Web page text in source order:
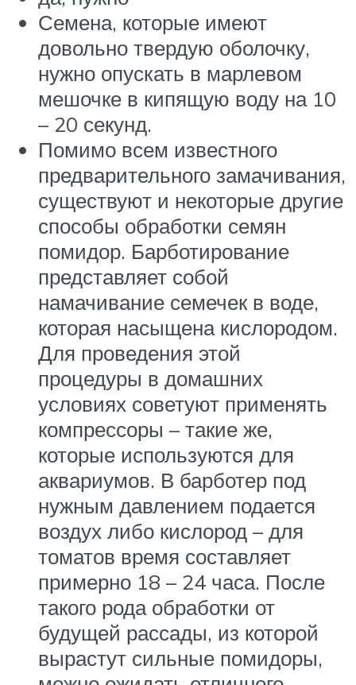
​Семена, которые имеют
довольно твердую оболочку,
нужно опускать в марлевом
мешочке в кипящую воду на 10
– 20 секунд.​
​Помимо всем известного
предварительного замачивания,
существуют и некоторые другие
способы обработки семян
помидор. Барботирование
представляет собой
намачивание семечек в воде,
которая насыщена кислородом.
Для проведения этой
процедуры в домашних
условиях советуют применять
компрессоры – такие же,
которые используются для
аквариумов. В барботер под
нужным давлением подается
воздух либо кислород – для
томатов время составляет
примерно 18 – 24 часа. После
такого рода обработки от
будущей рассады, из которой
вырастут сильные помидоры,